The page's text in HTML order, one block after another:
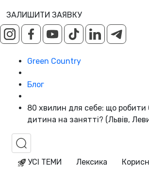
ЗАЛИШИТИ ЗАЯВКУ
Green Country
Блог
80 хвилин для себе: що робити
дитина на занятті? (Львів,
УСІ ТЕМИ Лексика